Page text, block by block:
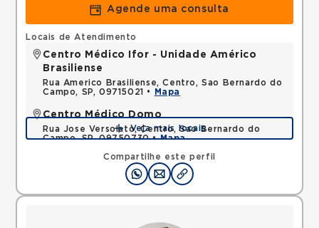
Agende uma consulta
Compartilhe este perfil
Locais de Atendimento
Centro Médico Ifor - Unidade Américo
Brasiliense
Rua Americo Brasiliense, Centro, Sao Bernardo do
Campo, SP, 09715021 •
Mapa
Centro Médico Domo
Rua Jose Versolato, Centro, Sao Bernardo do
Campo, SP, 09750730 •Mapa
Veja mais locais